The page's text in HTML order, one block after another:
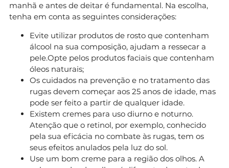
manhã e antes de deitar é fundamental. Na escolha,
tenha em conta as seguintes considerações:
Evite utilizar produtos de rosto que contenham
álcool na sua composição, ajudam a ressecar a
pele.Opte pelos produtos faciais que contenham
óleos naturais;
Os cuidados na prevenção e no tratamento das
rugas devem começar aos 25 anos de idade, mas
pode ser feito a partir de qualquer idade.
Existem cremes para uso diurno e noturno.
Atenção que o retinol, por exemplo, conhecido
pela sua eficácia no combate às rugas, tem os
seus efeitos anulados pela luz do sol.
Use um bom creme para a região dos olhos. A